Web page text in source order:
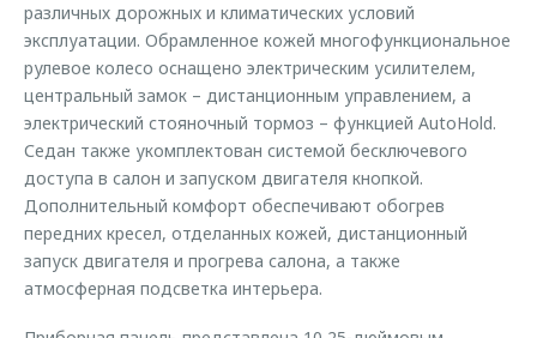
различных дорожных и климатических условий
эксплуатации. Обрамленное кожей многофункциональное
рулевое колесо оснащено электрическим усилителем,
центральный замок – дистанционным управлением, а
электрический стояночный тормоз – функцией AutoHold.
Седан также укомплектован системой бесключевого
доступа в салон и запуском двигателя кнопкой.
Дополнительный комфорт обеспечивают обогрев
передних кресел, отделанных кожей, дистанционный
запуск двигателя и прогрева салона, а также
атмосферная подсветка интерьера.